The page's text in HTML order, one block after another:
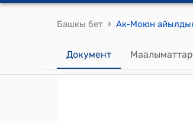
Башкы бет ›
Документ Маалыматтар